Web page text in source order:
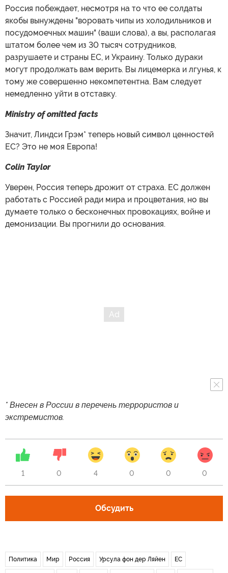
Россия побеждает, несмотря на то что ее солдаты
якобы вынуждены "воровать чипы из холодильников и
посудомоечных машин" (ваши слова), а вы, располагая
штатом более чем из 30 тысяч сотрудников,
разрушаете и страны ЕС, и Украину. Только дураки
могут продолжать вам верить. Вы лицемерка и лгунья, к
тому же совершенно некомпетентна. Вам следует
немедленно уйти в отставку.
Ministry of omitted facts
Значит, Линдси Грэм* теперь новый символ ценностей
ЕС? Это не моя Европа!
Colin Taylor
Уверен, Россия теперь дрожит от страха. ЕС должен
работать с Россией ради мира и процветания, но вы
думаете только о бесконечных провокациях, войне и
демонизации. Вы прогнили до основания.
* Внесен в России в перечень террористов и
экстремистов.
1 0 4 0 0 0
Обсудить
Политика Мир Россия Урсула фон дер Ляйен ЕС